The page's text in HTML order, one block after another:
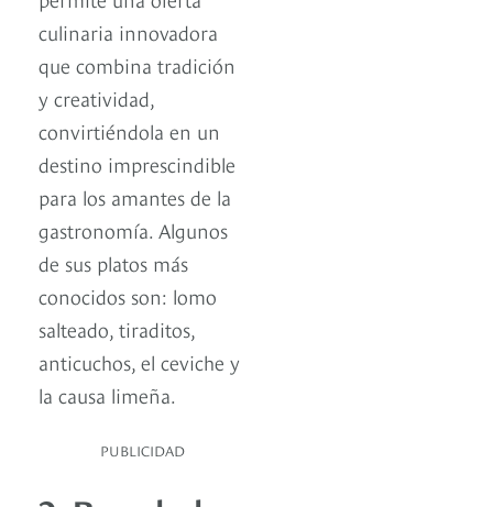
culinaria innovadora
que combina tradición
y creatividad,
convirtiéndola en un
destino imprescindible
para los amantes de la
gastronomía. Algunos
de sus platos más
conocidos son: lomo
salteado, tiraditos,
anticuchos, el ceviche y
la causa limeña.
PUBLICIDAD